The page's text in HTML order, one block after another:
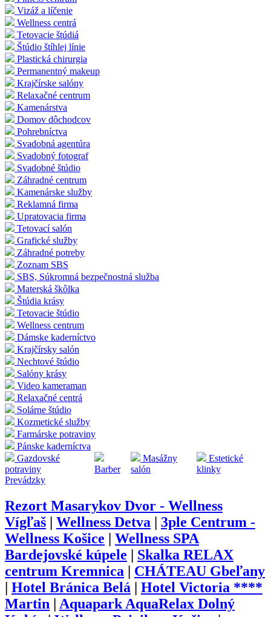
Vizáž a líčenie
Wellness centrá
Tetovacie štúdiá
Štúdio štíhlej línie
Plastická chirurgia
Permanentný makeup
Krajčírske salóny
Relaxačné centrum
Kamenárstva
Domov dôchodcov
Pohrebníctva
Svadobná agentúra
Svadobný fotograf
Svadobné štúdio
Záhradné centrum
Kamenárske služby
Reklamná firma
Upratovacia firma
Tetovací salón
Grafické služby
Záhradné potreby
Zoznam SBS
SBS, Súkromná bezpečnostná služba
Materská škôlka
Štúdia krásy
Tetovacie štúdio
Wellness centrum
Dámske kaderníctvo
Krajčírsky salón
Nechtové štúdio
Salóny krásy
Video kameraman
Relaxačné centrá
Solárne štúdio
Kozmetické služby
Farmárske potraviny
Pánske kaderníctva
Gazdovské
potraviny
Barber
Masážny
salón
Estetické
klinky
Prevádzky
Rezort Masarykov Dvor - Wellness
Vígľaš
Wellness Detva
3ple Centrum -
Wellness Košice
Wellness SPA
Bardejovské kúpele
Skalka RELAX
centrum Kremnica
CHÁTEAU Gbeľany
Hotel Bránica Belá
Hotel Victoria ****
Martin
Aquapark AquaRelax Dolný